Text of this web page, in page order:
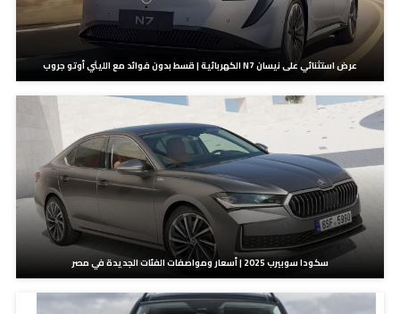
عرض استثنائي على نيسان N7 الكهربائية | قسط بدون فوائد مع الليثي أوتو جروب
سكودا سوبيرب 2025 | أسعار ومواصفات الفئات الجديدة في مصر